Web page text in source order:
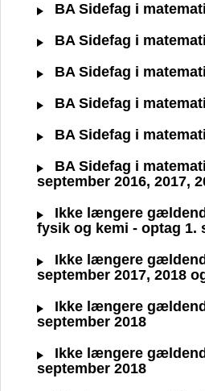
BA Sidefag i
BA Sidefag i
BA Sidefag i
BA Sidefag i
BA Sidefag i
BA Sidefag i
september 2016, 2017,
Ikke længere
fysik og kemi - optag 1.
Ikke længere
september 2017, 2018
Ikke længere
september 2018
Ikke længere
september 2018